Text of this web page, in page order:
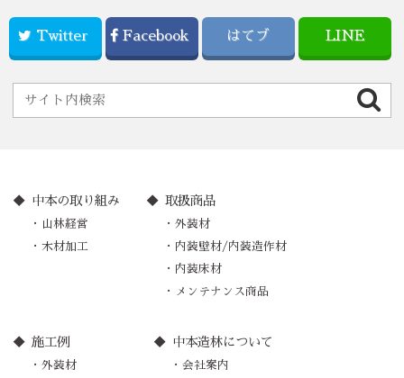
Twitter Facebook はてブ LINE
中本の取り組み
山林経営
木材加工
取扱商品
外装材
内装壁材/内装造作材
内装床材
メンテナンス商品
施工例
外装材
中本造林について
会社案内